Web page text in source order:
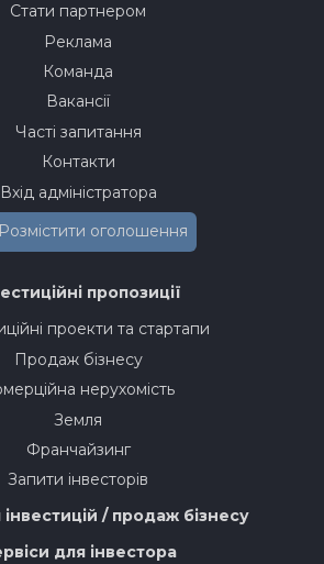
Стати партнером
Реклама
Команда
Вакансії
Часті запитання
Контакти
Вхід адміністратора
Розмістити оголошення
пропозиції
проекти та стартапи
Продаж бізнесу
нерухомість
Земля
Франчайзинг
Запити інвесторів
/ продаж бізнесу
для інвестора